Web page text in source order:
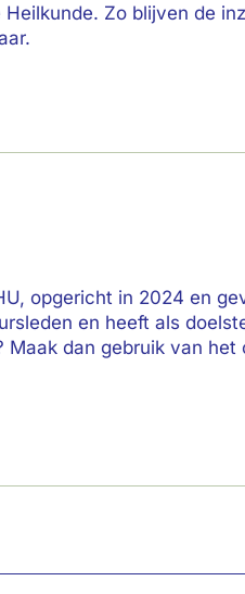
Zo blijven de
opgericht in 2024 en
en heeft als
Maak dan gebruik van